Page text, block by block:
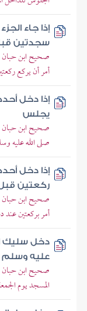
إذا جاء
سجدتين
صحيح ابن حبان >
أمر أن يركع
إذا دخل
يجلس
صحيح ابن حبان
صلى الله عليه
إذا دخل
ركعتين
صحيح ابن حبان >
أمر بركعتين
دخل سليك
عليه وسلم
صحيح ابن حبان
المسجد يوم